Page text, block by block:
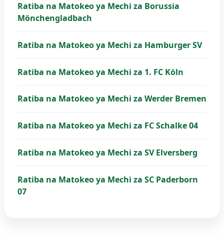
Ratiba na Matokeo ya Mechi za Borussia
Mönchengladbach
Ratiba na Matokeo ya Mechi za Hamburger SV
Ratiba na Matokeo ya Mechi za 1. FC Köln
Ratiba na Matokeo ya Mechi za Werder Bremen
Ratiba na Matokeo ya Mechi za FC Schalke 04
Ratiba na Matokeo ya Mechi za SV Elversberg
Ratiba na Matokeo ya Mechi za SC Paderborn
07